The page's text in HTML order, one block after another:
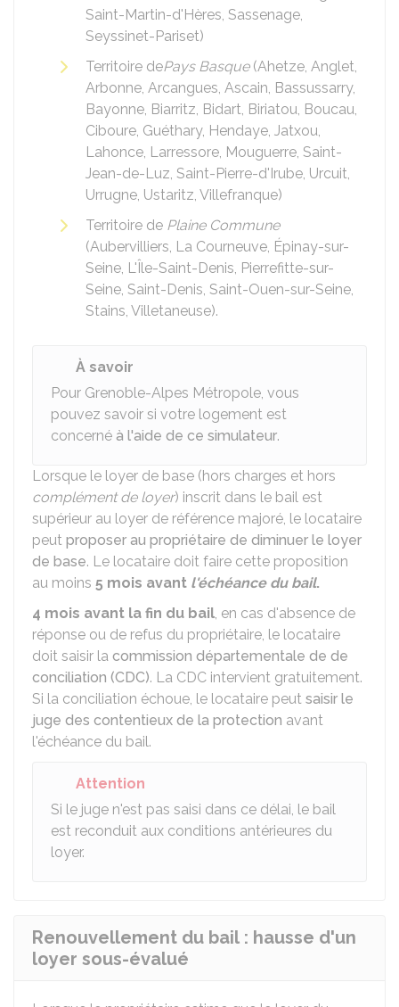
Saint-Martin-d'Hères, Sassenage,
Seyssinet-Pariset)
Territoire dePays Basque(Ahetze, Anglet,
Arbonne, Arcangues, Ascain, Bassussarry,
Bayonne, Biarritz, Bidart, Biriatou, Boucau,
Ciboure, Guéthary, Hendaye, Jatxou,
Lahonce, Larressore, Mouguerre, Saint-
Jean-de-Luz, Saint-Pierre-d'Irube, Urcuit,
Urrugne, Ustaritz, Villefranque)
Territoire de Plaine Commune
(Aubervilliers, La Courneuve, Épinay-sur-
Seine, L'Île-Saint-Denis, Pierrefitte-sur-
Seine, Saint-Denis, Saint-Ouen-sur-Seine,
Stains, Villetaneuse).
À savoir
Pour Grenoble-Alpes Métropole, vous
pouvez savoir si votre logement est
concerné à l'aide de ce simulateur.
Lorsque le loyer de base (hors charges et hors
complément de loyer) inscrit dans le bail est
supérieur au loyer de référence majoré, le locataire
peut proposer au propriétaire de diminuer le loyer
de base. Le locataire doit faire cette proposition
au moins 5 mois avant l'échéance du bail.
4 mois avant la fin du bail, en cas d'absence de
réponse ou de refus du propriétaire, le locataire
doit saisir la commission départementale de de
conciliation (CDC). La CDC intervient gratuitement.
Si la conciliation échoue, le locataire peut saisir le
juge des contentieux de la protection avant
l'échéance du bail.
Attention
Si le juge n'est pas saisi dans ce délai, le bail
est reconduit aux conditions antérieures du
loyer.
Renouvellement du bail : hausse d'un
loyer sous-évalué